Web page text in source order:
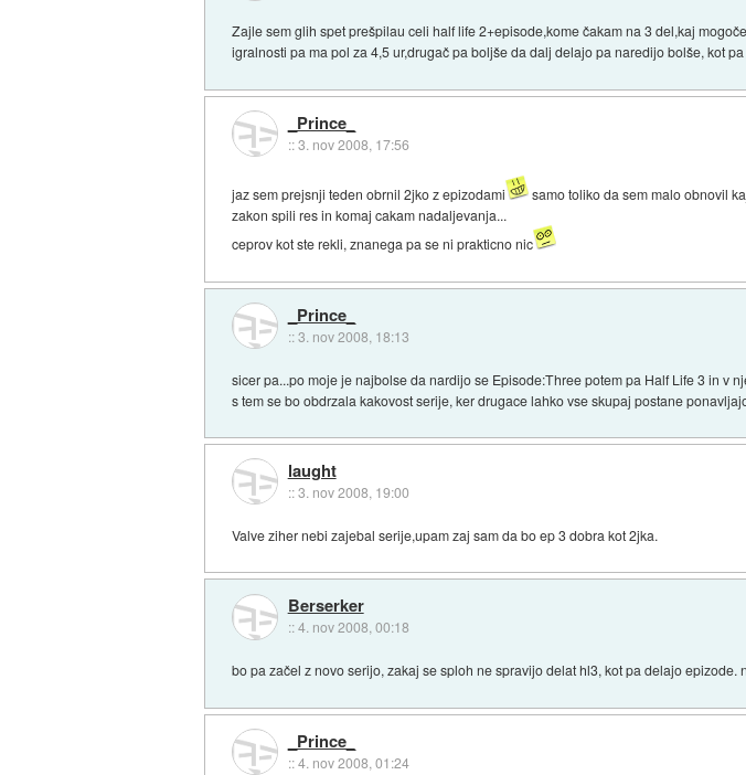
Zajle sem glih spet prešpilau celi half life 2+episode,kome čakam na 3 del,kaj
igralnosti pa ma pol za 4,5 ur,drugač pa boljše da dalj delajo pa naredijo bolše, kot
_Prince_
::3. nov 2008, 17:56
jaz sem prejsnji teden obrnil 2jko z epizodami
samo toliko da sem malo obnovil
zakon spili res in komaj cakam nadaljevanja...
ceprov kot ste rekli, znanega pa se ni prakticno nic
_Prince_
::3. nov 2008, 18:13
sicer pa...po moje je najbolse da nardijo se Episode:Three potem pa Half Life 3 in v
s tem se bo obdrzala kakovost serije, ker drugace lahko vse skupaj postane
laught
::3. nov 2008, 19:00
Valve ziher nebi zajebal serije,upam zaj sam da bo ep 3 dobra kot 2jka.
Berserker
::4. nov 2008, 00:18
bo pa začel z novo serijo, zakaj se sploh ne spravijo delat hl3, kot pa delajo
_Prince_
::4. nov 2008, 01:24